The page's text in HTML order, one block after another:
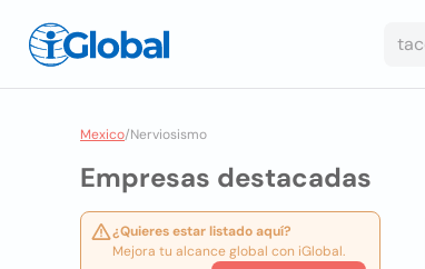
Mexico/Nerviosismo
Empresas destacadas
¿Quieres estar listado aquí?
Mejora tu alcance global con iGlobal.